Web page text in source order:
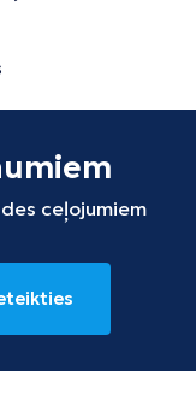
ceļojumiem